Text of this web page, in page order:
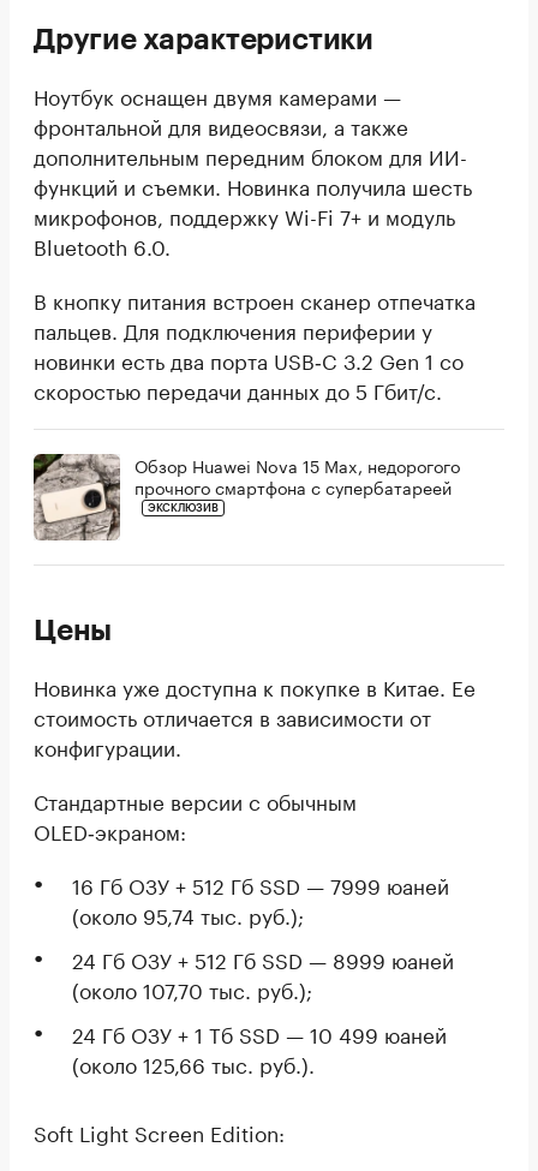
Другие характеристики
Ноутбук оснащен двумя камерами —
фронтальной для видеосвязи, а также
дополнительным передним блоком для ИИ-
функций и съемки. Новинка получила шесть
микрофонов, поддержку Wi-Fi 7+ и модуль
Bluetooth 6.0.
В кнопку питания встроен сканер отпечатка
пальцев. Для подключения периферии у
новинки есть два порта USB‑C 3.2 Gen 1 со
скоростью передачи данных до 5 Гбит/с.
Обзор Huawei Nova 15 Max, недорогого
прочного смартфона с супербатареей
ЭКСКЛЮЗИВ
Цены
Новинка уже доступна к покупке в Китае. Ее
стоимость отличается в зависимости от
конфигурации.
Стандартные версии с обычным
OLED‑экраном:
16 Гб ОЗУ + 512 Гб SSD — 7999 юаней
(около 95,74 тыс. руб.);
24 Гб ОЗУ + 512 Гб SSD — 8999 юаней
(около 107,70 тыс. руб.);
24 Гб ОЗУ + 1 Тб SSD — 10 499 юаней
(около 125,66 тыс. руб.).
Soft Light Screen Edition: